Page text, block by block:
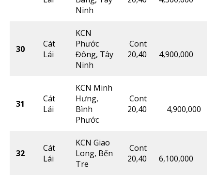
Ninh
30
Cát
Lái
KCN
Phước
Đông, Tây
Ninh
Cont
20,40
4,900,000
31
Cát
Lái
KCN Minh
Hưng,
Bình
Phước
Cont
20,40
4,900,000
32
Cát
Lái
KCN Giao
Long, Bến
Tre
Cont
20,40
6,100,000